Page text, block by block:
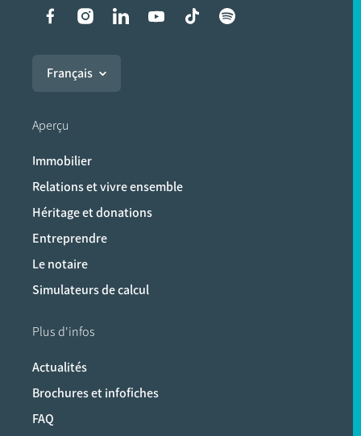
Liens vers les réseaux
Français
Aperçu
Immobilier
Relations et vivre ensemble
Héritage et donations
Entreprendre
Le notaire
Simulateurs de calcul
Plus d'infos
Actualités
Brochures et infofiches
FAQ